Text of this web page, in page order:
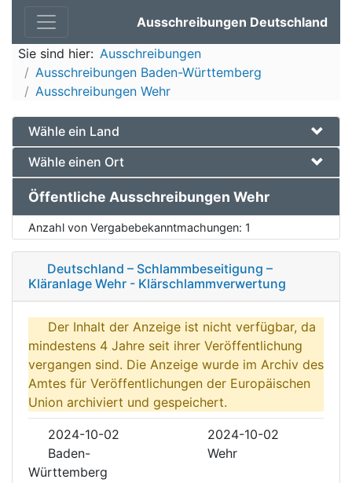
Ausschreibungen Deutschland
Sie sind hier: Ausschreibungen
Ausschreibungen Baden-Württemberg
Ausschreibungen Wehr
Wähle ein Land
Wähle einen Ort
Öffentliche Ausschreibungen Wehr
Anzahl von Vergabebekanntmachungen: 1
Deutschland – Schlammbeseitigung –
Kläranlage Wehr - Klärschlammverwertung
Der Inhalt der Anzeige ist nicht verfügbar, da
mindestens 4 Jahre seit ihrer Veröffentlichung
vergangen sind. Die Anzeige wurde im Archiv des
Amtes für Veröffentlichungen der Europäischen
Union archiviert und gespeichert.
2024-10-02
2024-10-02
Baden-
Württemberg
Wehr